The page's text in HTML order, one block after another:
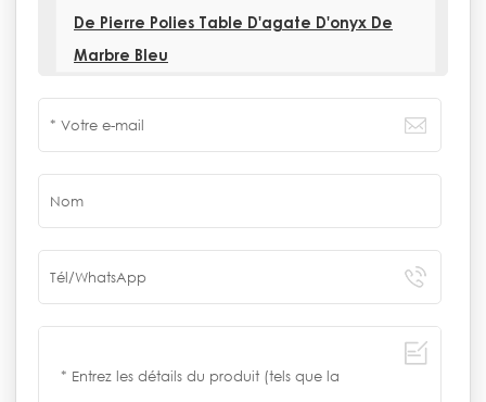
De Pierre Polies Table D'agate D'onyx De
Marbre Bleu